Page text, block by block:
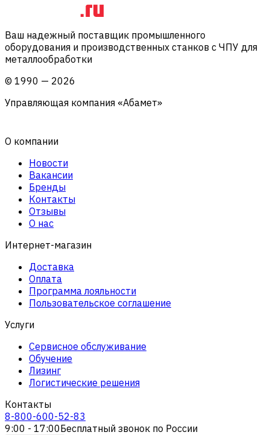
Ваш надежный поставщик промышленного
оборудования и производственных станков с ЧПУ для
металлообработки
© 1990 — 2026
Управляющая компания «Абамет»
О компании
Новости
Вакансии
Бренды
Контакты
Отзывы
О нас
Интернет-магазин
Доставка
Оплата
Программа лояльности
Пользовательское соглашение
Услуги
Сервисное обслуживание
Обучение
Лизинг
Логистические решения
Контакты
8-800-600-52-83
9:00 - 17:00Бесплатный звонок по России